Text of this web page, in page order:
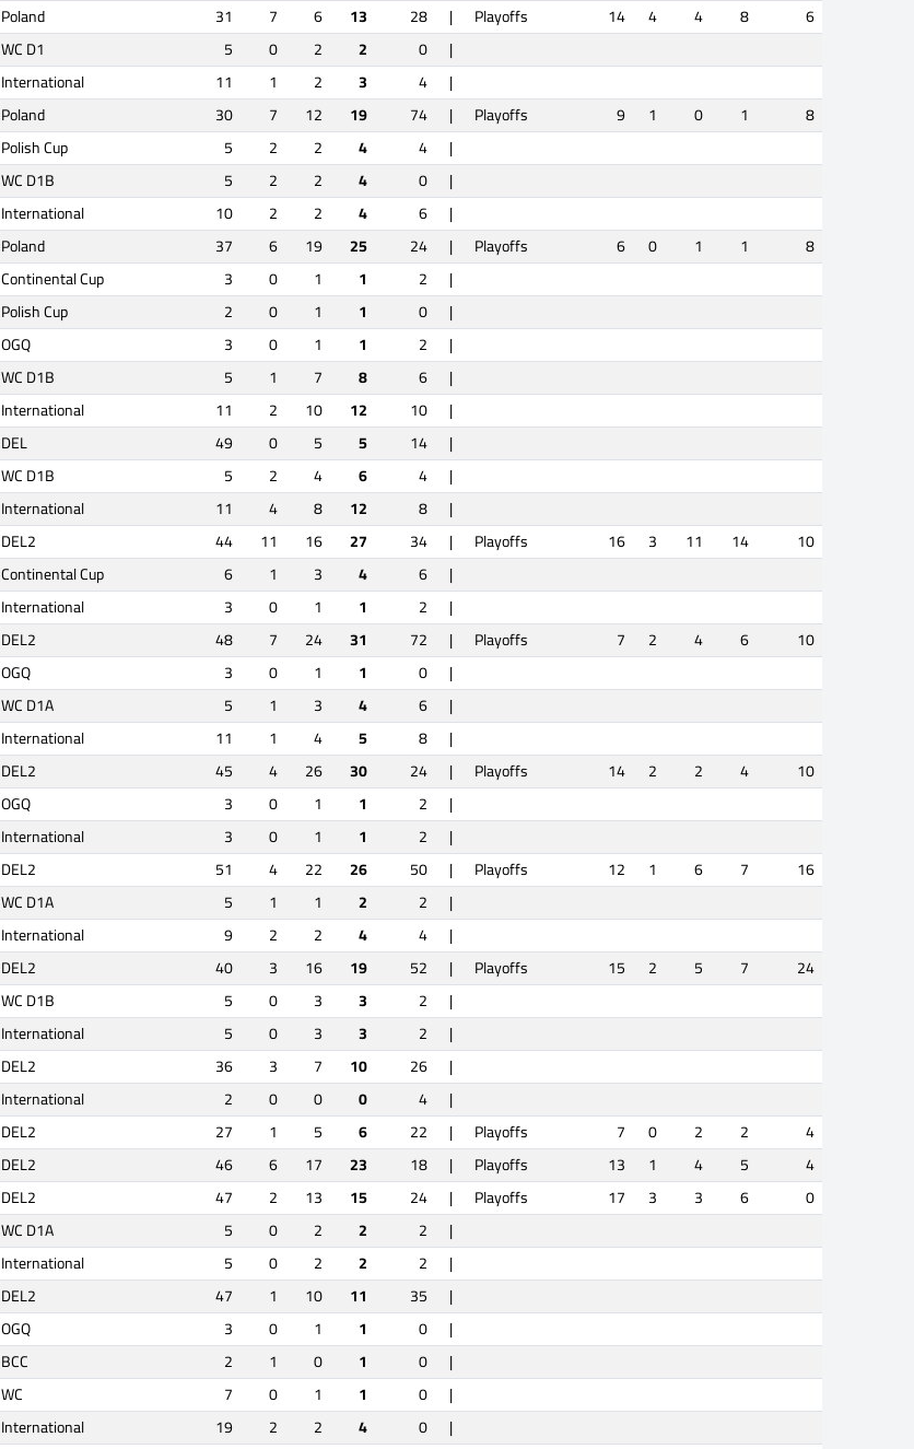
Poland 31 7 6 13 28 | Playoffs 14 4 4 8
6
WC D1 5 0 2 2 0
|
International 11 1 2 3 4
|
Poland 30 7 12 19 74 | Playoffs 9 1 0 1
8
Polish Cup 5 2 2 4 4
|
WC D1B 5 2 2 4 0
|
International 10 2 2 4 6
|
Poland 37 6 19 25 24 | Playoffs 6 0 1 1
8
Continental Cup 3 0 1 1 2
|
Polish Cup 2 0 1 1 0
|
OGQ 3 0 1 1 2
|
WC D1B 5 1 7 8 6
|
International 11 2 10 12 10
|
DEL 49 0 5 5 14
|
WC D1B 5 2 4 6 4
|
International 11 4 8 12 8
|
DEL2 44 11 16 27 34 | Playoffs 16 3 11 14
10
Continental Cup 6 1 3 4 6
|
International 3 0 1 1 2
|
DEL2 48 7 24 31 72 | Playoffs 7 2 4 6
10
OGQ 3 0 1 1 0
|
WC D1A 5 1 3 4 6
|
International 11 1 4 5 8
|
DEL2 45 4 26 30 24 | Playoffs 14 2 2 4
10
OGQ 3 0 1 1 2
|
International 3 0 1 1 2
|
DEL2 51 4 22 26 50 | Playoffs 12 1 6 7
16
WC D1A 5 1 1 2 2
|
International 9 2 2 4 4
|
DEL2 40 3 16 19 52 | Playoffs 15 2 5 7
24
WC D1B 5 0 3 3 2
|
International 5 0 3 3 2
|
DEL2 36 3 7 10 26
|
International 2 0 0 0 4
|
DEL2 27 1 5 6 22 | Playoffs 7 0 2 2
4
DEL2 46 6 17 23 18 | Playoffs 13 1 4 5
4
DEL2 47 2 13 15 24 | Playoffs 17 3 3 6
0
WC D1A 5 0 2 2 2
|
International 5 0 2 2 2
|
DEL2 47 1 10 11 35
|
OGQ 3 0 1 1 0
|
BCC 2 1 0 1 0
|
WC 7 0 1 1 0
|
International 19 2 2 4 0
|